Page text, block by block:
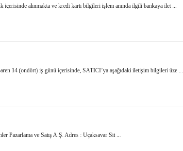
alınmakta ve kredi kartı bilgileri işlem anında ilgili bankaya ilet ...
(ondört) iş günü içerisinde, SATICI’ya aşağıdaki iletişim bilgileri üze ...
ve Satış A.Ş. Adres : Uçaksavar Sit ...